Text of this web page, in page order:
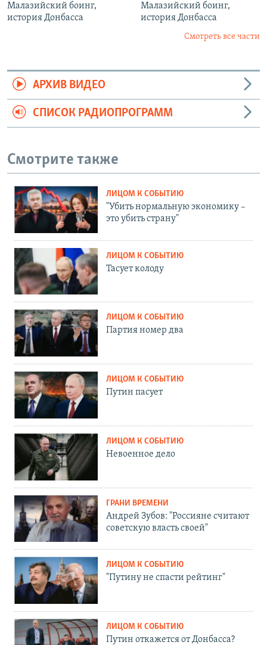
Малазийский боинг,
история Донбасса
Малазийский боинг,
история Донбасса
Смотреть все части
АРХИВ ВИДЕО
СПИСОК РАДИОПРОГРАММ
Смотрите также
ЛИЦОМ К СОБЫТИЮ
"Убить нормальную экономику –
это убить страну"
ЛИЦОМ К СОБЫТИЮ
Тасует колоду
ЛИЦОМ К СОБЫТИЮ
Партия номер два
ЛИЦОМ К СОБЫТИЮ
Путин пасует
ЛИЦОМ К СОБЫТИЮ
Невоенное дело
ГРАНИ ВРЕМЕНИ
Андрей Зубов: "Россияне считают
советскую власть своей"
ЛИЦОМ К СОБЫТИЮ
"Путину не спасти рейтинг"
ЛИЦОМ К СОБЫТИЮ
Путин откажется от Донбасса?